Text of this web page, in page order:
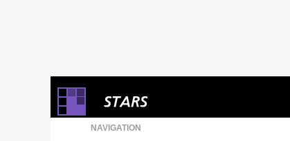
NAVIGATION